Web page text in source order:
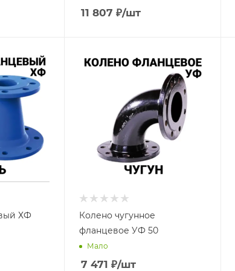
11 807 ₽/шт
ХФ
Колено чугунное
фланцевое УФ 50
Мало
7 471 ₽/шт